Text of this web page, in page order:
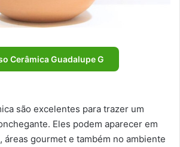
Cerâmica Guadalupe G
são excelentes para trazer um
Eles podem aparecer em
áreas gourmet e também no ambiente